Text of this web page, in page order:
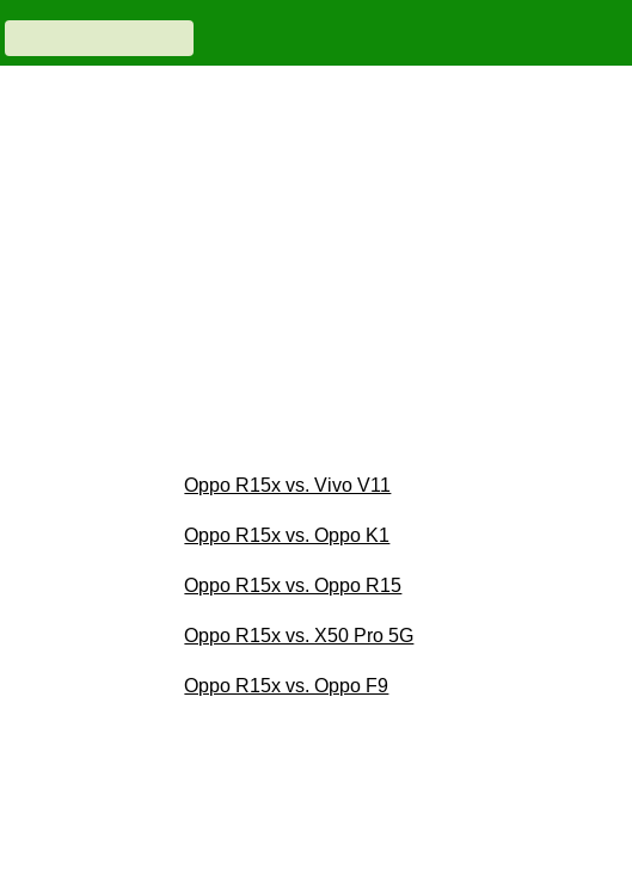
Oppo R15x vs. Vivo V11
Oppo R15x vs. Oppo K1
Oppo R15x vs. Oppo R15
Oppo R15x vs. X50 Pro 5G
Oppo R15x vs. Oppo F9